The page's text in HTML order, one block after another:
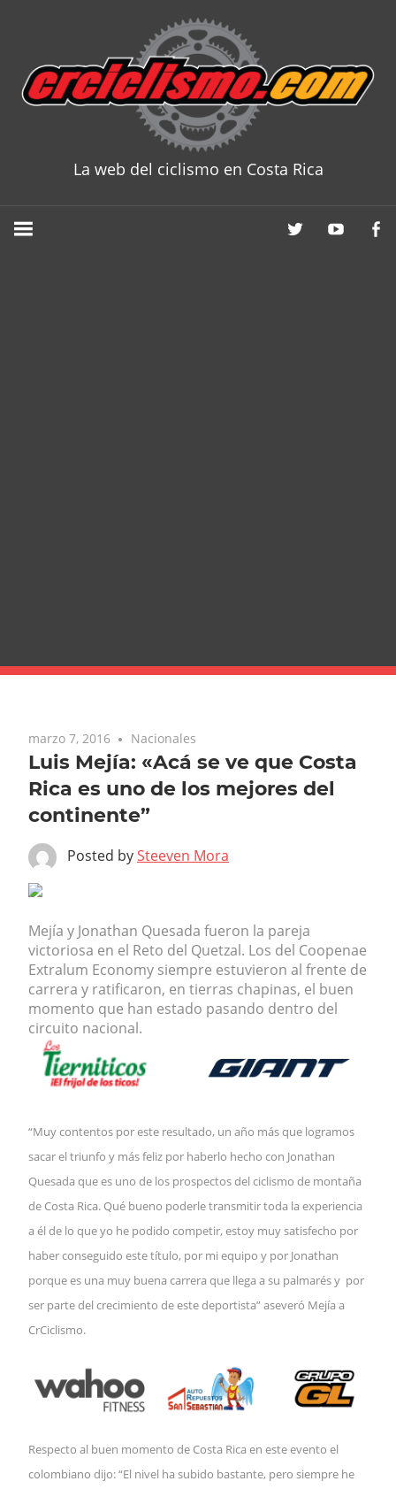
content
La web del ciclismo en Costa Rica
marzo 7, 2016 Nacionales
Luis Mejía: «Acá se ve que Costa
Rica es uno de los mejores del
continente”
Posted bySteeven Mora
Mejía y Jonathan Quesada fueron la pareja
victoriosa en el Reto del Quetzal. Los del Coopenae
Extralum Economy siempre estuvieron al frente de
carrera y ratificaron, en tierras chapinas, el buen
momento que han estado pasando dentro del
circuito nacional.
“Muy contentos por este resultado, un año más que logramos
sacar el triunfo y más feliz por haberlo hecho con Jonathan
Quesada que es uno de los prospectos del ciclismo de montaña
de Costa Rica. Qué bueno poderle transmitir toda la experiencia
a él de lo que yo he podido competir, estoy muy satisfecho por
haber conseguido este título, por mi equipo y por Jonathan
porque es una muy buena carrera que llega a su palmarés y por
ser parte del crecimiento de este deportista” aseveró Mejía a
CrCiclismo.
Respecto al buen momento de Costa Rica en este evento el
colombiano dijo: “El nivel ha subido bastante, pero siempre he